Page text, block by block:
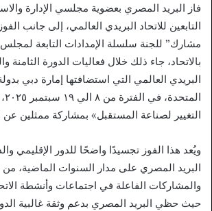
فاز البريد المصري بعضوية مجلسي الإدارة
التابعين للاتحاد البريدي العالمي، إلى جانب
مشارك” للجنة سلسلة الإمدادات التابعة لمجلس
بالاتحاد، جاء ذلك خلال فعاليات الدورة الثامنة
البريدي العالمي التي استضافتها إمارة دبي
التغيير لصناعة المستقبل» بمشاركة ممثلين عن ١٤٤ دولة.
ويُعد هذا الفوز تجسيدًا واضحًا للدور الإقليمي
البريد المصري على مدار السنوات الماضية، من
والمشاركات الفاعلة في اجتماعات وأنشطة
حيث حظي البريد المصري بدعم وثقة غالبية